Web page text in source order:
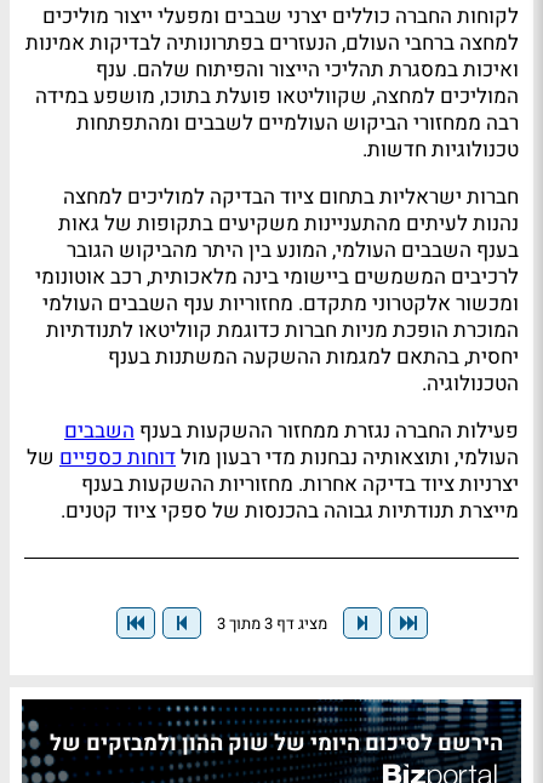
לקוחות החברה כוללים יצרני שבבים ומפעלי ייצור מוליכים
למחצה ברחבי העולם, הנעזרים בפתרונותיה לבדיקות אמינות
ואיכות במסגרת תהליכי הייצור והפיתוח שלהם. ענף
המוליכים למחצה, שקווליטאו פועלת בתוכו, מושפע במידה
רבה ממחזורי הביקוש העולמיים לשבבים ומהתפתחות
טכנולוגיות חדשות.
חברות ישראליות בתחום ציוד הבדיקה למוליכים למחצה
נהנות לעיתים מהתעניינות משקיעים בתקופות של גאות
בענף השבבים העולמי, המונע בין היתר מהביקוש הגובר
לרכיבים המשמשים ביישומי בינה מלאכותית, רכב אוטונומי
ומכשור אלקטרוני מתקדם. מחזוריות ענף השבבים העולמי
המוכרת הופכת מניות חברות כדוגמת קווליטאו לתנודתיות
יחסית, בהתאם למגמות ההשקעה המשתנות בענף
הטכנולוגיה.
פעילות החברה נגזרת ממחזור ההשקעות בענף השבבים
העולמי, ותוצאותיה נבחנות מדי רבעון מולדוחות כספיים של
יצרניות ציוד בדיקה אחרות. מחזוריות ההשקעות בענף
מייצרת תנודתיות גבוהה בהכנסות של ספקי ציוד קטנים.
מציג דף 3 מתוך 3
הירשם לסיכום היומי של שוק ההון ולמבזקים של